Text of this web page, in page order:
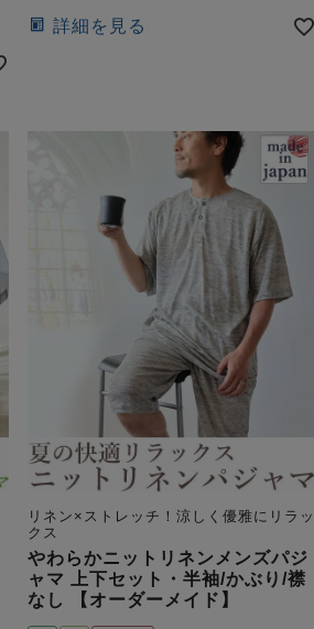
詳細を見る
リネン×ストレッチ！涼しく優雅にリラッ
クス
やわらかニットリネンメンズパジ
ャマ 上下セット・半袖/かぶり/襟
なし 【オーダーメイド】